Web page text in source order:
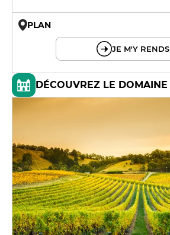
PLAN
JE M'Y RENDS
DÉCOUVREZ LE DOMAINE